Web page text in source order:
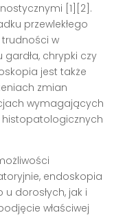
[1][2].
przewlekłego
w
chrypki czy
jest także
zmian
wymagających
endoskopia
dorosłych, jak i
właściwej